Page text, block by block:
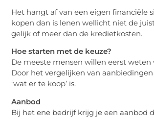
Het hangt af van een eigen financiële
kopen dan is lenen wellicht niet de
gelijk of meer dan de kredietkosten.
Hoe starten met de keuze?
De meeste mensen willen eerst
Door het vergelijken van
‘wat er te koop’ is.
Aanbod
Bij het ene bedrijf krijg je een aanbod